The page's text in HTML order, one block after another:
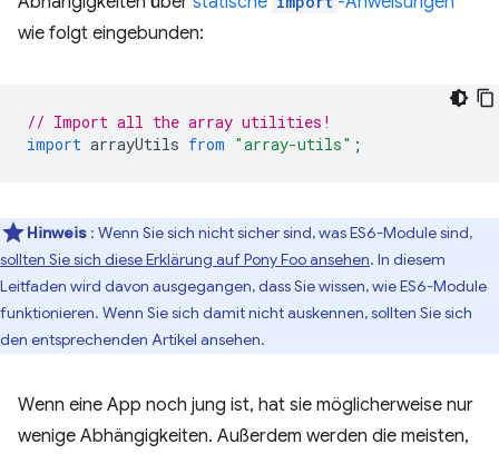
wie folgt eingebunden:
// Import all the array utilities!
import arrayUtils from "array-utils" ;
Hinweis : Wenn Sie sich nicht sicher sind, was ES6-Module sind,
sollten Sie sich diese Erklärung auf Pony Foo ansehen. In diesem
Leitfaden wird davon ausgegangen, dass Sie wissen, wie ES6-Module
funktionieren. Wenn Sie sich damit nicht auskennen, sollten Sie sich
den entsprechenden Artikel ansehen.
Wenn eine App noch jung ist, hat sie möglicherweise nur
wenige Abhängigkeiten. Außerdem werden die meisten,